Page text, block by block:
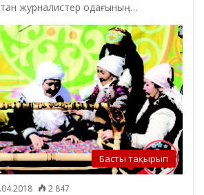
журналистер одағының…
Басты тақырып
2 847